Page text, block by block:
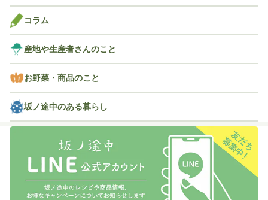
コラム
産地や生産者さんのこと
お野菜・商品のこと
坂ノ途中のある暮らし